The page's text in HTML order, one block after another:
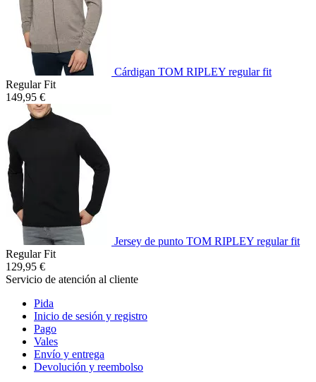
Cárdigan TOM RIPLEY regular fit
Regular Fit
149,95 €
Jersey de punto TOM RIPLEY regular fit
Regular Fit
129,95 €
Servicio de atención al cliente
Pida
Inicio de sesión y registro
Pago
Vales
Envío y entrega
Devolución y reembolso